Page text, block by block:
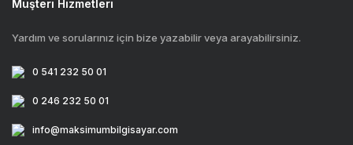
Müşteri Hizmetleri
Yardım ve sorularınız için bize yazabilir veya arayabilirsiniz.
0 541 232 50 01
0 246 232 50 01
info@maksimumbilgisayar.com